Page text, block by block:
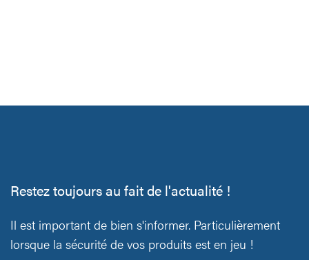
Restez toujours au fait de l'actualité !
Il est important de bien s'informer. Particulièrement
lorsque la sécurité de vos produits est en jeu !